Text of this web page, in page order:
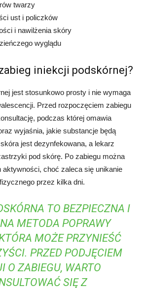
twarzy
ust i policzków
i nawilżenia skóry
wyglądu
iniekcji podskórnej?
jest stosunkowo prosty i nie wymaga
Przed rozpoczęciem zabiegu
podczas której omawia
wyjaśnia, jakie substancje będą
jest dezynfekowana, a lekarz
pod skórę. Po zabiegu można
choć zaleca się unikanie
przez kilka dni.
TO BEZPIECZNA I
METODA POPRAWY
MOŻE PRZYNIEŚĆ
PRZED PODJĘCIEM
O ZABIEGU, WARTO
SIĘ Z